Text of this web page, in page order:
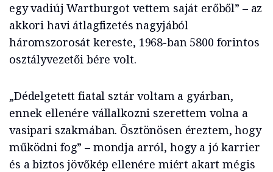
egy vadiúj Wartburgot vettem saját erőből” – az
akkori havi átlagfizetés nagyjából
háromszorosát kereste, 1968-ban 5800 forintos
osztályvezetői bére volt.
„Dédelgetett fiatal sztár voltam a gyárban,
ennek ellenére vállalkozni szerettem volna a
vasipari szakmában. Ösztönösen éreztem, hogy
működni fog” – mondja arról, hogy a jó karrier
és a biztos jövőkép ellenére miért akart mégis